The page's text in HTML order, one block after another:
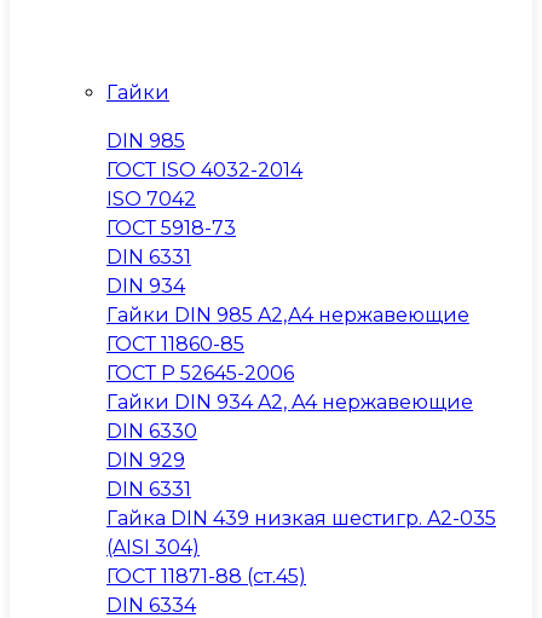
Гайки
DIN 985
ГОСТ ISO 4032-2014
ISO 7042
ГОСТ 5918-73
DIN 6331
DIN 934
Гайки DIN 985 A2,A4 нержавеющие
ГОСТ 11860-85
ГОСТ Р 52645-2006
Гайки DIN 934 A2, A4 нержавеющие
DIN 6330
DIN 929
DIN 6331
Гайка DIN 439 низкая шестигр. A2-035
(AISI 304)
ГОСТ 11871-88 (ст.45)
DIN 6334